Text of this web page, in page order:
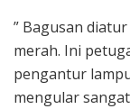
” Bagusan
merah. Ini
pengantur
mengular